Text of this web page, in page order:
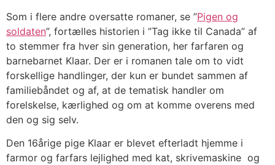
Som i flere andre oversatte romaner, se ”Pigen og
soldaten”, fortælles historien i ”Tag ikke til Canada” af
to stemmer fra hver sin generation, her farfaren og
barnebarnet Klaar. Der er i romanen tale om to vidt
forskellige handlinger, der kun er bundet sammen af
familiebåndet og af, at de tematisk handler om
forelskelse, kærlighed og om at komme overens med
den og sig selv.
Den 16årige pige Klaar er blevet efterladt hjemme i
farmor og farfars lejlighed med kat, skrivemaskine og